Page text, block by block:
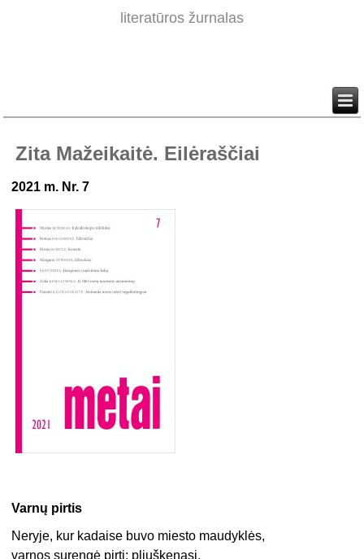
literatūros žurnalas
Zita Mažeikaitė. Eilėraščiai
2021 m. Nr. 7
Varnų pirtis
Neryje, kur kadaise buvo miesto maudyklės,
varnos surengė pirtį: pliuškenasi,